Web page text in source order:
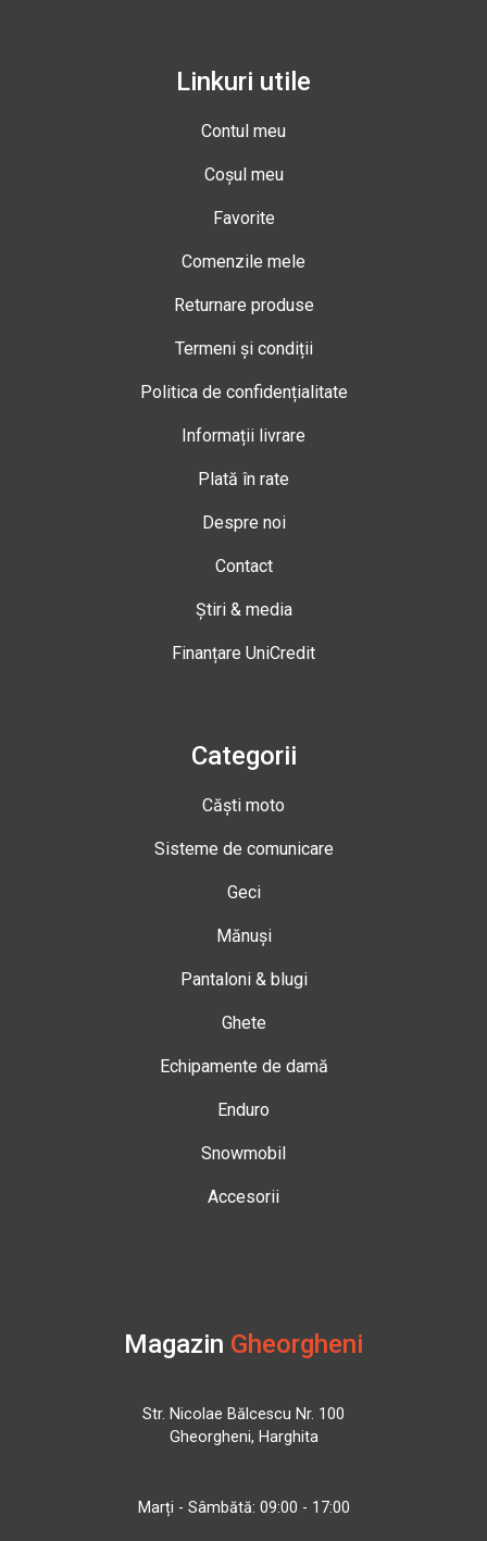
Linkuri utile
Contul meu
Coșul meu
Favorite
Comenzile mele
Returnare produse
Termeni și condiții
Politica de confidențialitate
Informații livrare
Plată în rate
Despre noi
Contact
Știri & media
Finanțare UniCredit
Categorii
Căști moto
Sisteme de comunicare
Geci
Mănuși
Pantaloni & blugi
Ghete
Echipamente de damă
Enduro
Snowmobil
Accesorii
Magazin Gheorgheni
Str. Nicolae Bălcescu Nr. 100
Gheorgheni, Harghita
Marți - Sâmbătă: 09:00 - 17:00